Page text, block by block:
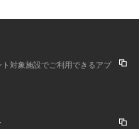
対象施設でご利用できるアプ